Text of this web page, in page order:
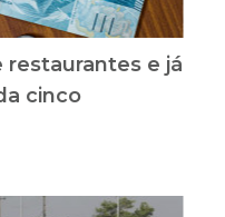
restaurantes e já
cinco